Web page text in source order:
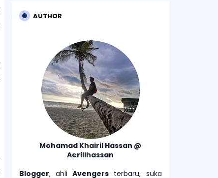
AUTHOR
Mohamad Khairil Hassan @
Aerillhassan
Blogger, ahli Avengers terbaru, suka